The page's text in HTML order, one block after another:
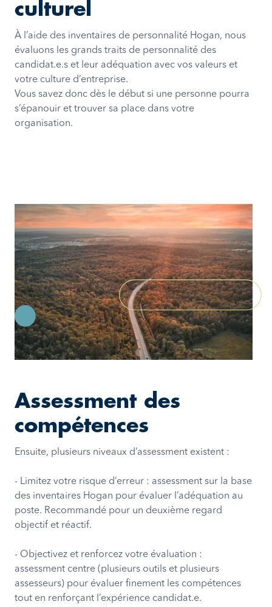
culturel
À l’aide des inventaires de personnalité Hogan, nous
évaluons les grands traits de personnalité des
candidat.e.s et leur adéquation avec vos valeurs et
votre culture d’entreprise.
Vous savez donc dès le début si une personne pourra
s’épanouir et trouver sa place dans votre
organisation.
Assessment des
compétences
Ensuite, plusieurs niveaux d’assessment existent :
- Limitez votre risque d’erreur : assessment sur la base
des inventaires Hogan pour évaluer l’adéquation au
poste. Recommandé pour un deuxième regard
objectif et réactif.
- Objectivez et renforcez votre évaluation :
assessment centre (plusieurs outils et plusieurs
assesseurs) pour évaluer finement les compétences
tout en renforçant l’expérience candidat.e.